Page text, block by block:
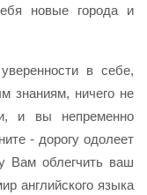
новые города и
в себе,
знаниям, ничего не
и вы непременно
- дорогу одолеет
Вам облегчить ваш
английского языка